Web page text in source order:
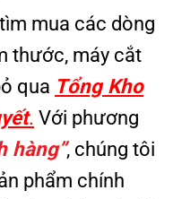
mua các dòng
thước, máy cắt
qua Tổng Kho
. Với phương
hàng”, chúng tôi
phẩm chính